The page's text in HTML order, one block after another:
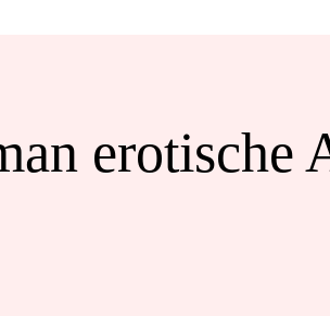
erotische